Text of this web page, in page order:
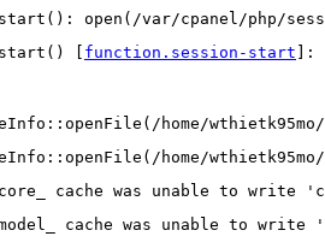
open(/var/cpanel/php/
[ function.session-start ]:
home/wthietk95mo/
home/
cache was unable to write
cache was unable to